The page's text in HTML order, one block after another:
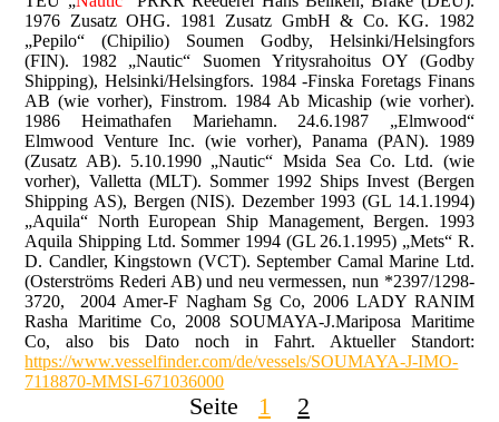
1976 Zusatz OHG. 1981 Zusatz GmbH & Co. KG. 1982
„Pepilo“ (Chipilio) Soumen Godby, Helsinki/Helsingfors
(FIN). 1982 „Nautic“ Suomen Yritysrahoitus OY (Godby
Shipping), Helsinki/Helsingfors. 1984 -Finska Foretags Finans
AB (wie vorher), Finstrom. 1984 Ab Micaship (wie vorher).
1986 Heimathafen Mariehamn. 24.6.1987 „Elmwood“
Elmwood Venture Inc. (wie vorher), Panama (PAN). 1989
(Zusatz AB). 5.10.1990 „Nautic“ Msida Sea Co. Ltd. (wie
vorher), Valletta (MLT). Sommer 1992 Ships Invest (Bergen
Shipping AS), Bergen (NIS). Dezember 1993 (GL 14.1.1994)
„Aquila“ North European Ship Management, Bergen. 1993
Aquila Shipping Ltd. Sommer 1994 (GL 26.1.1995) „Mets“ R.
D. Candler, Kingstown (VCT). September Camal Marine Ltd.
(Osterströms Rederi AB) und neu vermessen, nun *2397/1298-
3720, 2004 Amer-F Nagham Sg Co, 2006 LADY RANIM
Rasha Maritime Co, 2008 SOUMAYA-J.Mariposa Maritime
Co, also bis Dato noch in Fahrt. Aktueller Standort:
https://www.vesselfinder.com/de/vessels/SOUMAYA-J-IMO-
7118870-MMSI-671036000
Seite 1 2